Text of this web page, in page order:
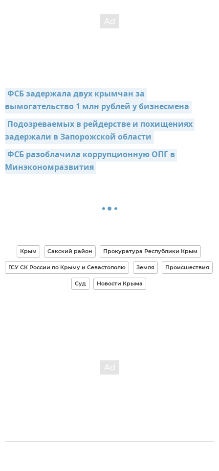
ФСБ задержала двух крымчан за
вымогательство 1 млн рублей у бизнесмена
Подозреваемых в рейдерстве и похищениях
задержали в Запорожской области
ФСБ разоблачила коррупционную ОПГ в
Минэкономразвития
Крым Сакский район Прокуратура Республики Крым
ГСУ СК России по Крыму и Севастополю Земля Происшествия
Суд Новости Крыма